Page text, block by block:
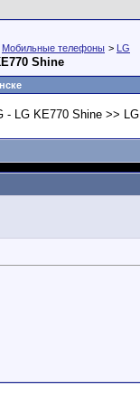
Мобильные телефоны > LG
Shine
- LG KE770 Shine >> LG